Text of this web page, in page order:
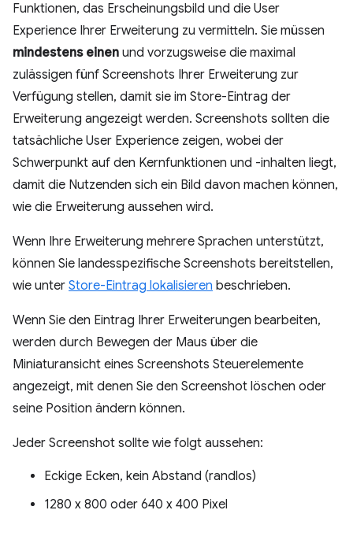
Funktionen, das Erscheinungsbild und die User
Experience Ihrer Erweiterung zu vermitteln. Sie müssen
mindestens einen und vorzugsweise die maximal
zulässigen fünf Screenshots Ihrer Erweiterung zur
Verfügung stellen, damit sie im Store-Eintrag der
Erweiterung angezeigt werden. Screenshots sollten die
tatsächliche User Experience zeigen, wobei der
Schwerpunkt auf den Kernfunktionen und -inhalten liegt,
damit die Nutzenden sich ein Bild davon machen können,
wie die Erweiterung aussehen wird.
Wenn Ihre Erweiterung mehrere Sprachen unterstützt,
können Sie landesspezifische Screenshots bereitstellen,
wie unter Store-Eintrag lokalisieren beschrieben.
Wenn Sie den Eintrag Ihrer Erweiterungen bearbeiten,
werden durch Bewegen der Maus über die
Miniaturansicht eines Screenshots Steuerelemente
angezeigt, mit denen Sie den Screenshot löschen oder
seine Position ändern können.
Jeder Screenshot sollte wie folgt aussehen:
Eckige Ecken, kein Abstand (randlos)
1280 x 800 oder 640 x 400 Pixel